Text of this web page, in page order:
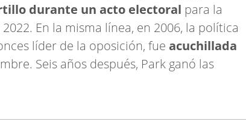
durante un acto electoral para la
En la misma línea, en 2006, la política
líder de la oposición, fue acuchillada
Seis años después, Park ganó las